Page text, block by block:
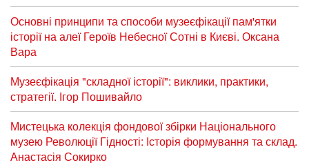
Основні принципи та способи музеєфікації пам'ятки
історії на алеї Героїв Небесної Сотні в Києві. Оксана
Вара
Музеєфікація "складної історії": виклики, практики,
стратегії. Ігор Пошивайло
Мистецька колекція фондової збірки Національного
музею Революції Гідності: Історія формування та склад.
Анастасія Сокирко